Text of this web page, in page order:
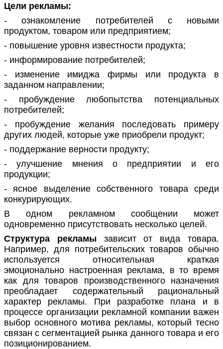
Цели рекламы:
- ознакомление потребителей с новыми
продуктом, товаром или предприятием;
- повышение уровня известности продукта;
- информирование потребителей;
- изменение имиджа фирмы или продукта в
заданном направлении;
- пробуждение любопытства потенциальных
потребителей;
- пробуждение желания последовать примеру
других людей, которые уже приобрели продукт;
- поддержание верности продукту;
- улучшение мнения о предприятии и его
продукции;
- ясное выделение собственного товара среди
конкурирующих.
В одном рекламном сообщении может
одновременно присутствовать несколько целей.
Структура рекламызависит от вида товара.
Например, для потребительских товаров обычно
используется относительная краткая
эмоционально настроенная реклама, в то время
как для товаров производственного назначения
преобладает содержательный рациональный
характер рекламы. При разработке плана и в
процессе организации рекламной компании важен
выбор основного мотива рекламы, который тесно
связан с сегментацией рынка данного товара и его
позиционированием.